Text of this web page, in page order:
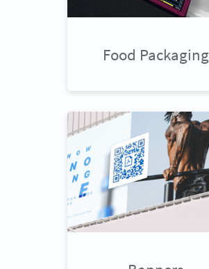
Food Packaging